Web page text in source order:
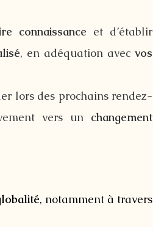
connaissance et d’établir
, en adéquation avec vos
lors des prochains rendez-
vers un changement
, notamment à travers